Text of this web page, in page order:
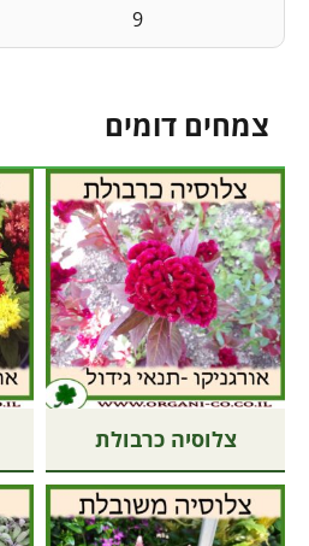
9
צמחים דומים
צלוסיה כרבולת